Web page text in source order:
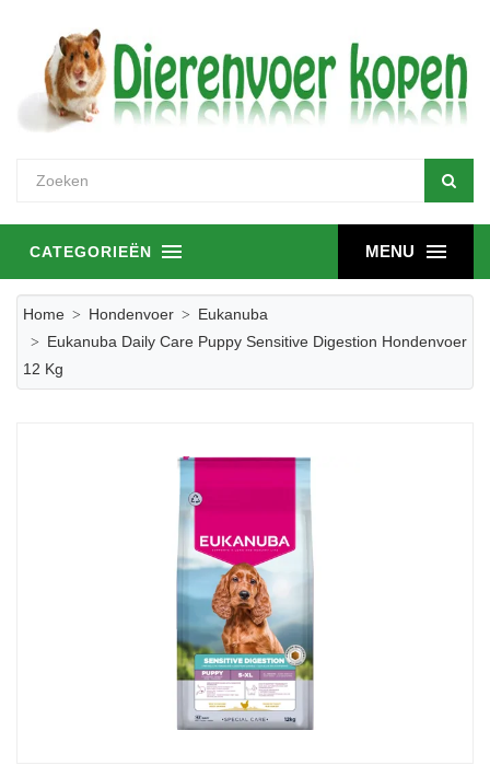
MENU
CATEGORIEËN
Home Hondenvoer
Eukanuba
Eukanuba Daily Care Puppy Sensitive Digestion Hondenvoer
12 Kg